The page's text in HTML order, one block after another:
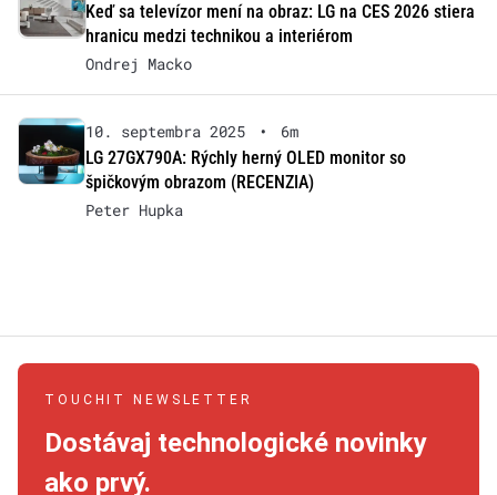
Keď sa televízor mení na obraz: LG na CES 2026 stiera
hranicu medzi technikou a interiérom
Ondrej Macko
10. septembra 2025 •
6m
LG 27GX790A: Rýchly herný OLED monitor so
špičkovým obrazom (RECENZIA)
Peter Hupka
TOUCHIT NEWSLETTER
Dostávaj technologické novinky
ako prvý.